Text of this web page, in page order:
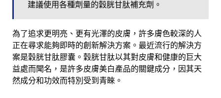
為了追求更明亮、更有光澤的皮膚，許多膚色較深的人
正在尋求能夠即時的創新解決方案。最近流行的解決方
案是穀胱甘肽膠囊。穀胱甘肽以其對皮膚和健康的巨大
益處而聞名，是許多皮膚美白產品的關鍵成分，因其天
然成分和功效而特別受到青睞。
建議使用各種劑量的穀胱甘肽補充劑。